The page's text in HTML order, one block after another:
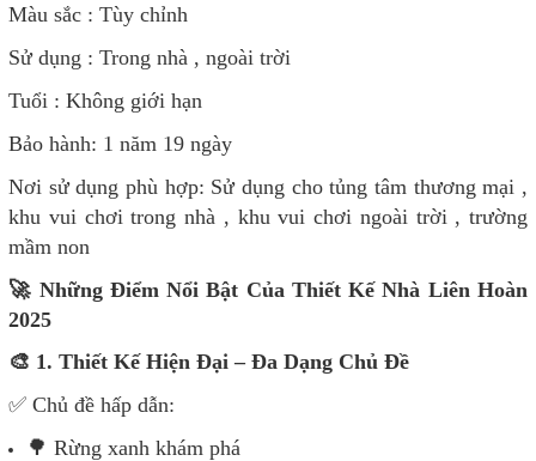
Màu sắc : Tùy chỉnh
Sử dụng : Trong nhà , ngoài trời
Tuổi : Không giới hạn
Bảo hành: 1 năm 19 ngày
Nơi sử dụng phù hợp: Sử dụng cho tủng tâm thương mại ,
khu vui chơi trong nhà , khu vui chơi ngoài trời , trường
mầm non
🚀 Những Điểm Nổi Bật Của Thiết Kế Nhà Liên Hoàn
2025
🎨 1. Thiết Kế Hiện Đại – Đa Dạng Chủ Đề
✅ Chủ đề hấp dẫn:
🌳 Rừng xanh khám phá